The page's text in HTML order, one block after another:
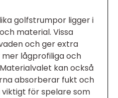
golfstrumpor ligger i
material. Vissa
och ger extra
lågprofiliga och
kan också
absorberar fukt och
för spelare som